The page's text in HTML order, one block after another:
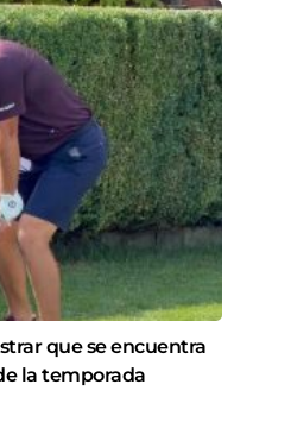
que se encuentra
la temporada